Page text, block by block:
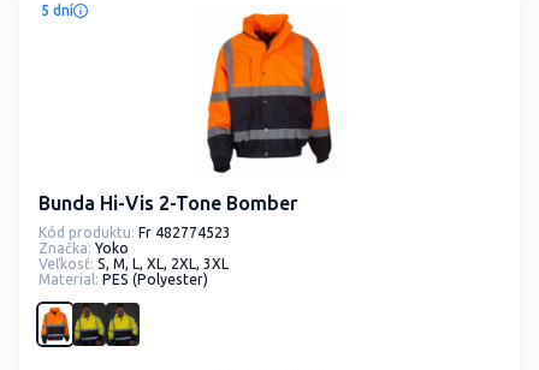
5 dní
Bunda Hi-Vis 2-Tone Bomber
Kód produktu: Fr 482774523
Značka: Yoko
Veľkosť: S, M, L, XL, 2XL, 3XL
Material: PES (Polyester)